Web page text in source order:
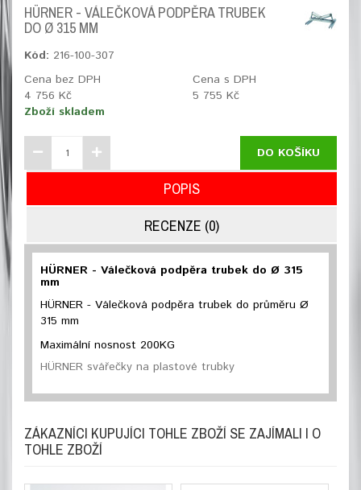
HÜRNER - VÁLEČKOVÁ PODPĚRA TRUBEK
DO Ø 315 MM
Kód: 216-100-307
Cena bez DPH
4 756 Kč
Cena s DPH
5 755 Kč
Zboží skladem
DO KOŠÍKU
POPIS
RECENZE (0)
HÜRNER - Válečková podpěra trubek do Ø 315
mm
HÜRNER - Válečková podpěra trubek do průměru Ø
315 mm
Maximální nosnost 200KG
HÜRNER svářečky na plastové trubky
ZÁKAZNÍCI KUPUJÍCI TOHLE ZBOŽÍ SE ZAJÍMALI I O
TOHLE ZBOŽÍ